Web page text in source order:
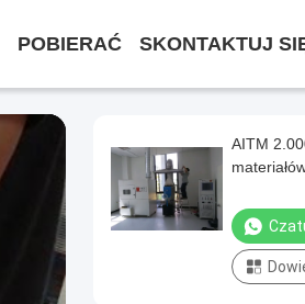
POBIERAĆ SKONTAKTUJ
AITM